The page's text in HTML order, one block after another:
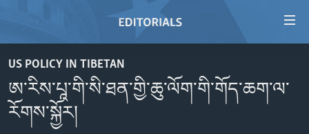
main
content
HOME
VIDEO
US POLICY IN TIBETAN
ཨ་རིས་པཱ་གི་སི་ཐན་གྱི་ཆུ་ལོག་གི་གོད་ཆག་ལ་
རོགས་སྐྱོར།